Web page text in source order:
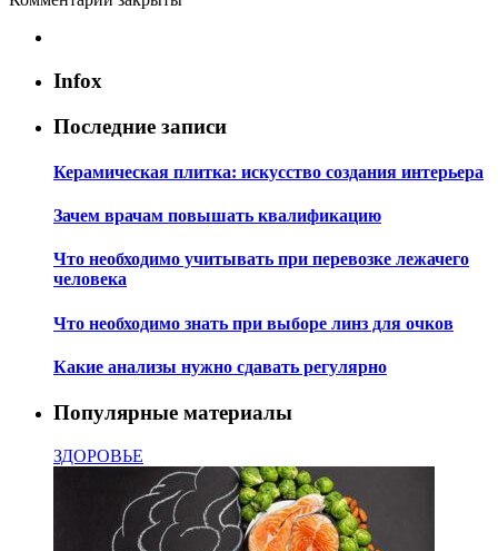
Infox
Последние записи
Керамическая плитка: искусство создания интерьера
Зачем врачам повышать квалификацию
Что необходимо учитывать при перевозке лежачего
человека
Что необходимо знать при выборе линз для очков
Какие анализы нужно сдавать регулярно
Популярные материалы
ЗДОРОВЬЕ